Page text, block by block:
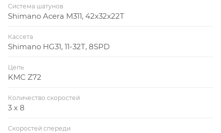
Система шатунов
Shimano Acera M311, 42x32x22T
Кассета
Shimano HG31, 11-32T, 8SPD
Цепь
KMC Z72
Количество скоростей
3 x 8
Скоростей спереди